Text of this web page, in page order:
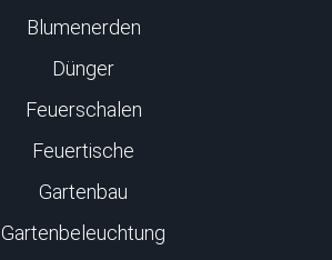
Blumenerden
Dünger
Feuerschalen
Feuertische
Gartenbau
Gartenbeleuchtung